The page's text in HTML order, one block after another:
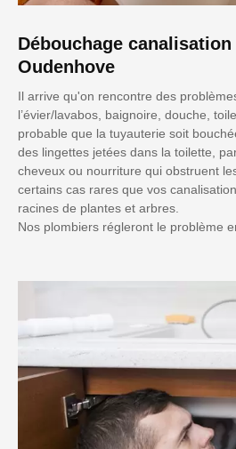
Débouchage
Oudenhove
Il arrive qu'on rencontre des
l’évier/lavabos, baignoire, douche,
probable que la tuyauterie soit
des lingettes jetées dans la toilette,
cheveux ou nourriture qui obstruent
certains cas rares que vos
racines de plantes et arbres.
Nos plombiers régleront le problème